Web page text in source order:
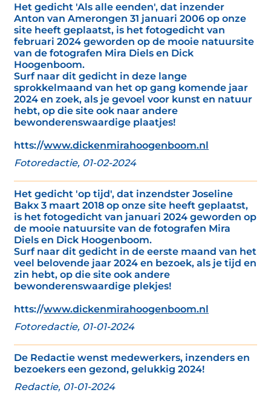
Het gedicht 'Als alle eenden', dat inzender
Anton van Amerongen 31 januari 2006 op onze
site heeft geplaatst, is het fotogedicht van
februari 2024 geworden op de mooie natuursite
van de fotografen Mira Diels en Dick
Hoogenboom.
Surf naar dit gedicht in deze lange
sprokkelmaand van het op gang komende jaar
2024 en zoek, als je gevoel voor kunst en natuur
hebt, op die site ook naar andere
bewonderenswaardige plaatjes!
htts://www.dickenmirahoogenboom.nl
Fotoredactie, 01-02-2024
Het gedicht 'op tijd', dat inzendster Joseline
Bakx 3 maart 2018 op onze site heeft geplaatst,
is het fotogedicht van januari 2024 geworden op
de mooie natuursite van de fotografen Mira
Diels en Dick Hoogenboom.
Surf naar dit gedicht in de eerste maand van het
veel belovende jaar 2024 en bezoek, als je tijd en
zin hebt, op die site ook andere
bewonderenswaardige plekjes!
htts://www.dickenmirahoogenboom.nl
Fotoredactie, 01-01-2024
De Redactie wenst medewerkers, inzenders en
bezoekers een gezond, gelukkig 2024!
Redactie, 01-01-2024